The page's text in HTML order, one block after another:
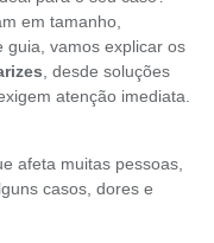
em tamanho,
guia, vamos explicar os
, desde soluções
atenção imediata.
afeta muitas pessoas,
casos, dores e